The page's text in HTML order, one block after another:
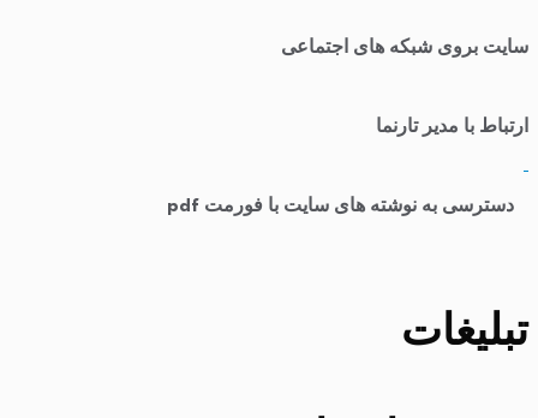
سایت بروی شبکه های اجتماعی
ارتباط با مدیر تارنما
دسترسی به نوشته های سایت با فورمت pdf
تبلیغات